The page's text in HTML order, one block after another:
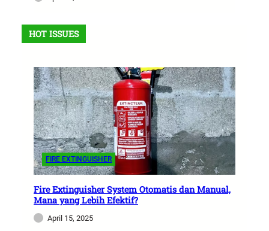
HOT ISSUES
FIRE EXTINGUISHER
Fire Extinguisher System Otomatis dan Manual,
Mana yang Lebih Efektif?
April 15, 2025